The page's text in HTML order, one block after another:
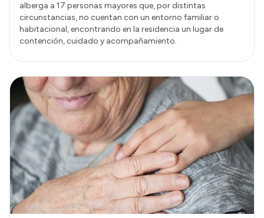
alberga a 17 personas mayores que, por distintas
circunstancias, no cuentan con un entorno familiar o
habitacional, encontrando en la residencia un lugar de
contención, cuidado y acompañamiento.